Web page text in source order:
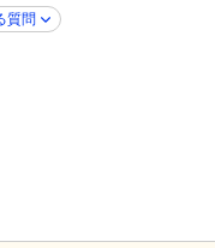
ママパパ活躍
質問